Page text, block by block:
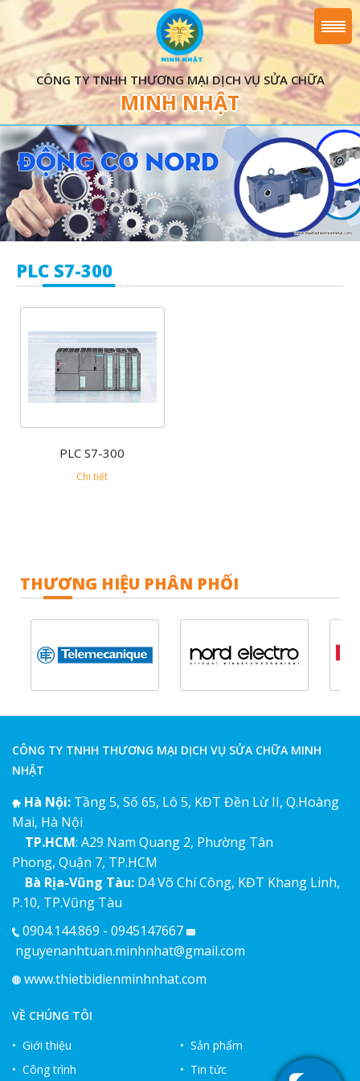
CÔNG TY TNHH THƯƠNG MẠI DỊCH VỤ SỬA CHỮA
MINH NHẬT
PLC S7-300
PLC S7-300
Chi tiết
THƯƠNG HIỆU PHÂN PHỐI
CÔNG TY TNHH THƯƠNG MẠI DỊCH VỤ SỬA CHỮA MINH
NHẬT
Hà Nội: Tầng 5, Số 65, Lô 5, KĐT Đền Lừ II, Q.Hoàng
Mai, Hà Nội
TP.HCM: A29 Nam Quang 2, Phường Tân
Phong, Quận 7, TP.HCM
Bà Rịa-Vũng Tàu: D4 Võ Chí Công, KĐT Khang Linh,
P.10, TP.Vũng Tàu
0904.144.869 - 0945147667
nguyenanhtuan.minhnhat@gmail.com
www.thietbidienminhnhat.com
VỀ CHÚNG TÔI
• Giới thiệu
• Sản phẩm
• Công trình
• Tin tức